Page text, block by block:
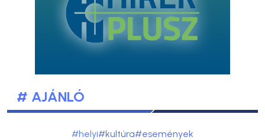
# AJÁNLÓ
#helyi#kultúra#események